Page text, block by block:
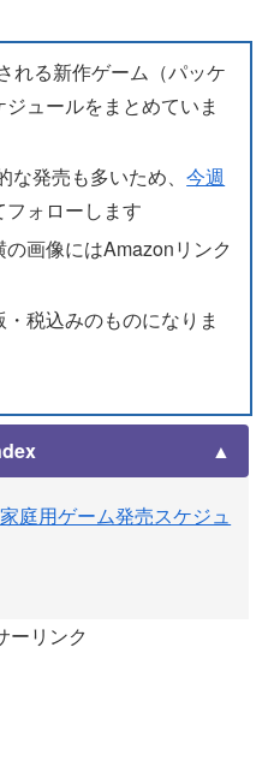
れる新作ゲーム（パッケ
ュールをまとめていま
な発売も多いため、今週
フォローします
画像にはAmazonリンク
税込みのものになりま
庭用ゲーム発売スケジュ
ーリンク